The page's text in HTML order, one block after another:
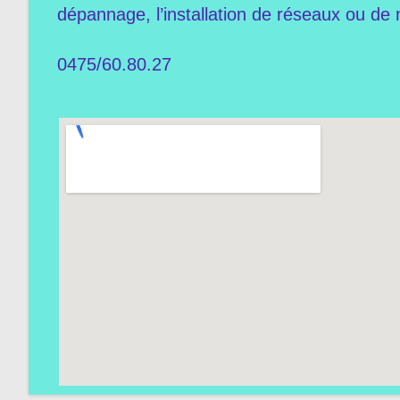
dépannage, l’installation de réseaux ou de
0475/60.80.27